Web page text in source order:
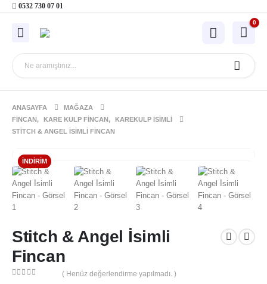
0532 730 07 01
0
ANASAYFA
MAĞAZA
FINCAN, KARE KULP FINCAN,
KAREKULP İSIMLI
STITCH & ANGEL İSIMLI FINCAN
İNDIRIM
Stitch & Angel İsimli
Fincan
( Henüz değerlendirme yapılmadı. )